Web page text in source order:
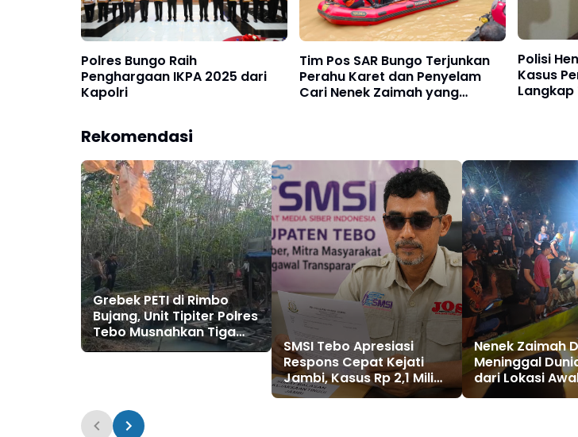
Polres Bungo Raih
Penghargaan IKPA 2025 dari
Kapolri
Tim Pos SAR Bungo Terjunkan
Perahu Karet dan Penyelam
Cari Nenek Zaimah yang
Polisi
Kasus
Langkap
Rekomendasi
Grebek PETI di Rimbo
Bujang, Unit Tipiter Polres
Tebo Musnahkan Tiga
Rakit Dompeng dengan
SMSI Tebo Apresiasi
Respons Cepat Kejati
Jambi, Kasus Rp 2,1 Miliar
PUPR Tebo Kembali
Nenek Zaimah
Meninggal
dari Lokasi
SAR Sungai